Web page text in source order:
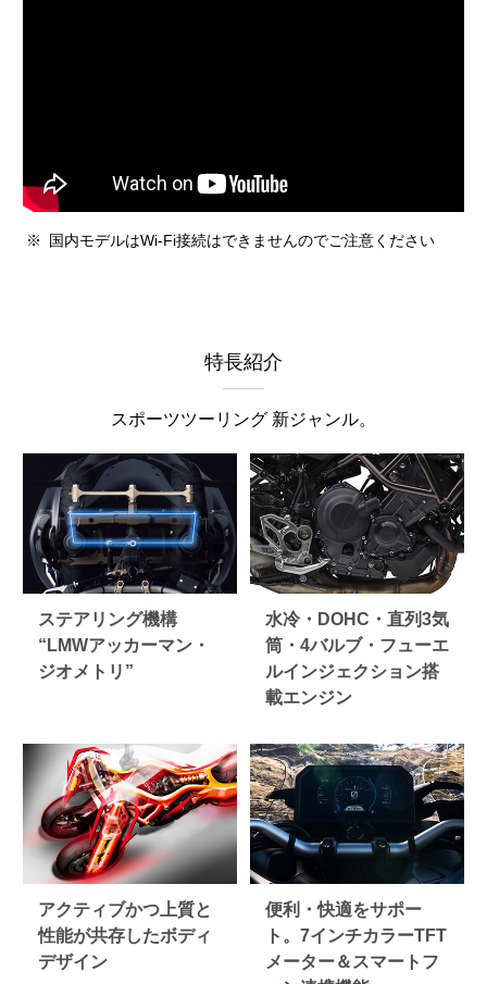
※ 国内モデルはWi-Fi接続はできませんのでご注意ください
特長紹介
スポーツツーリング 新ジャンル。
ステアリング機構
“LMWアッカーマン・
ジオメトリ”
水冷・DOHC・直列3気
筒・4バルブ・フューエ
ルインジェクション搭
載エンジン
アクティブかつ上質と
性能が共存したボディ
デザイン
便利・快適をサポー
ト。7インチカラーTFT
メーター＆スマートフ